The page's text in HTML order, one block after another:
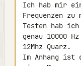
Ich hab mir ein
Frequenzen
Testen hab ich
genau 10000
12Mhz Quarz.
Im Anhang